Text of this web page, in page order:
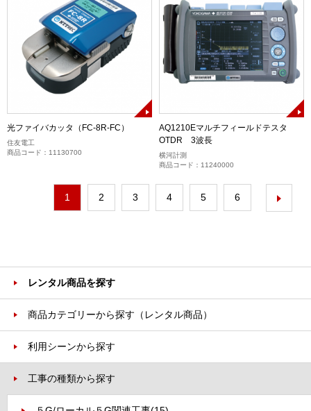
光ファイバカッタ（FC-8R-FC）
住友電工
商品コード：11130700
AQ1210Eマルチフィールドテスタ
OTDR 3波長
横河計測
商品コード：11240000
1 2 3 4 5 6
レンタル商品を探す
商品カテゴリーから探す（レンタル商品）
利用シーンから探す
工事の種類から探す